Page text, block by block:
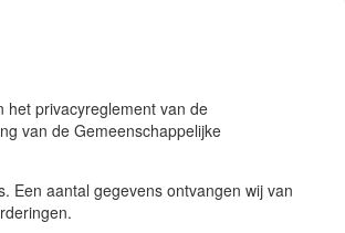
het privacyreglement van de
van de Gemeenschappelijke
Een aantal gegevens ontvangen wij van